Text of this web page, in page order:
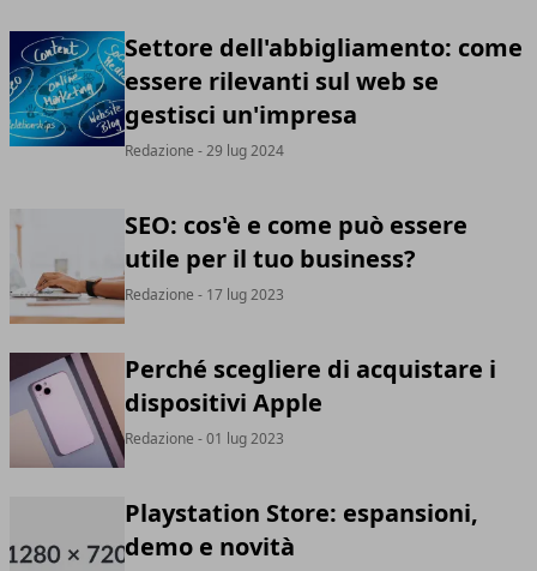
Settore dell'abbigliamento: come
essere rilevanti sul web se
gestisci un'impresa
Redazione - 29 lug 2024
SEO: cos'è e come può essere
utile per il tuo business?
Redazione - 17 lug 2023
Perché scegliere di acquistare i
dispositivi Apple
Redazione - 01 lug 2023
Playstation Store: espansioni,
demo e novità